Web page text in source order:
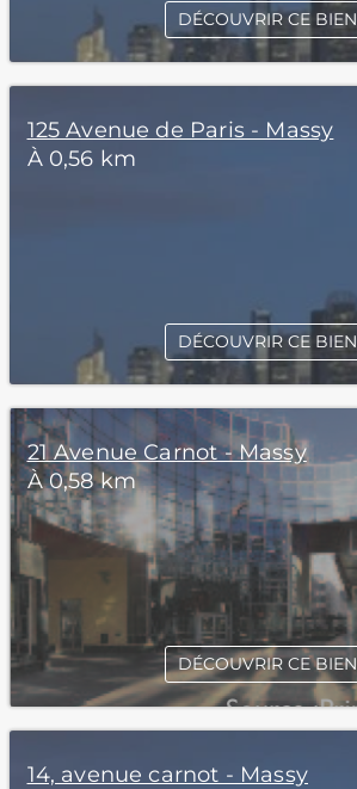
DÉCOUVRIR CE BIEN
125 Avenue de Paris - Massy
À 0,56 km
DÉCOUVRIR CE BIEN
21 Avenue Carnot - Massy
À 0,58 km
DÉCOUVRIR CE BIEN
14, avenue carnot - Massy